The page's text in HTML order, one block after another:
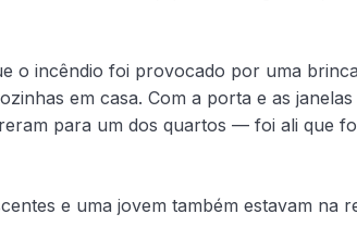
o incêndio foi provocado por uma
em casa. Com a porta e as
para um dos quartos — foi ali que
e uma jovem também estavam na